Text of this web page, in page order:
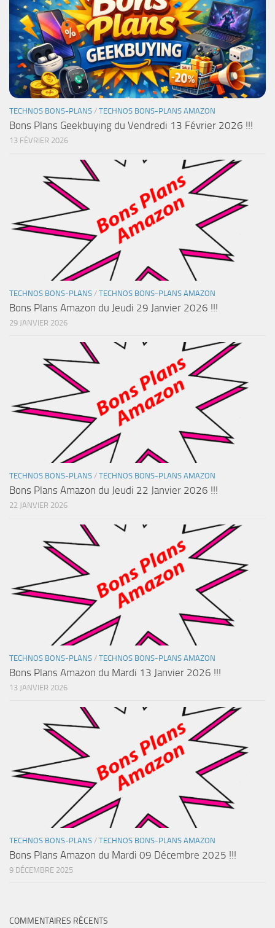
TECHNOS BONS-PLANS / TECHNOS BONS-PLANS AMAZON
Bons Plans Geekbuying du Vendredi 13 Février 2026 !!!
13 FÉVRIER 2026
TECHNOS BONS-PLANS / TECHNOS BONS-PLANS AMAZON
Bons Plans Amazon du Jeudi 29 Janvier 2026 !!!
29 JANVIER 2026
TECHNOS BONS-PLANS / TECHNOS BONS-PLANS AMAZON
Bons Plans Amazon du Jeudi 22 Janvier 2026 !!!
22 JANVIER 2026
TECHNOS BONS-PLANS / TECHNOS BONS-PLANS AMAZON
Bons Plans Amazon du Mardi 13 Janvier 2026 !!!
13 JANVIER 2026
TECHNOS BONS-PLANS / TECHNOS BONS-PLANS AMAZON
Bons Plans Amazon du Mardi 09 Décembre 2025 !!!
9 DÉCEMBRE 2025
COMMENTAIRES RÉCENTS